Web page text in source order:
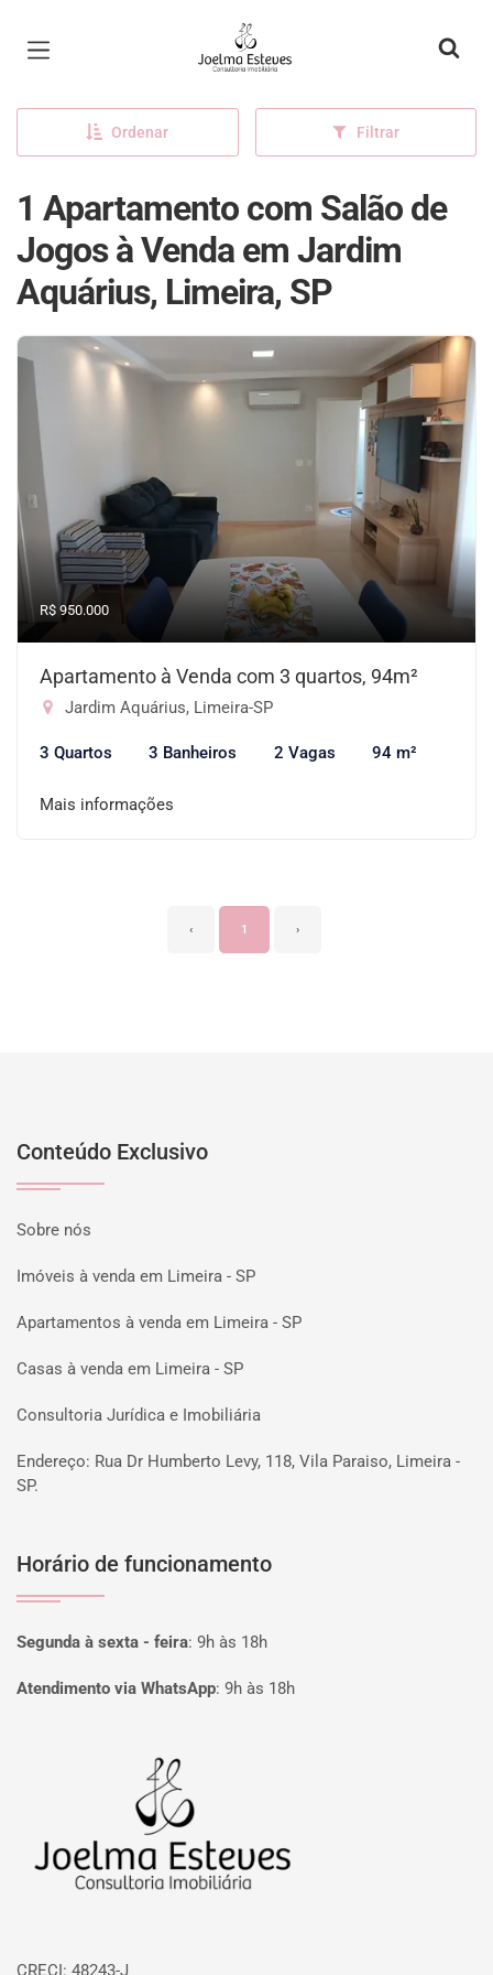
Página inicial
Ordenar Filtrar
1 Apartamento com Salão de
Jogos à Venda em Jardim
Aquárius, Limeira, SP
R$ 950.000
Apartamento à Venda com 3 quartos, 94m²
Jardim Aquárius, Limeira-SP
3 Quartos 3 Banheiros 2 Vagas 94 m²
Mais informações
‹ 1 ›
Conteúdo Exclusivo
Sobre nós
Imóveis à venda em Limeira - SP
Apartamentos à venda em Limeira - SP
Casas à venda em Limeira - SP
Consultoria Jurídica e Imobiliária
Endereço: Rua Dr Humberto Levy, 118, Vila Paraiso, Limeira -
SP.
Horário de funcionamento
Segunda à sexta - feira: 9h às 18h
Atendimento via WhatsApp: 9h às 18h
CRECI: 48243-J